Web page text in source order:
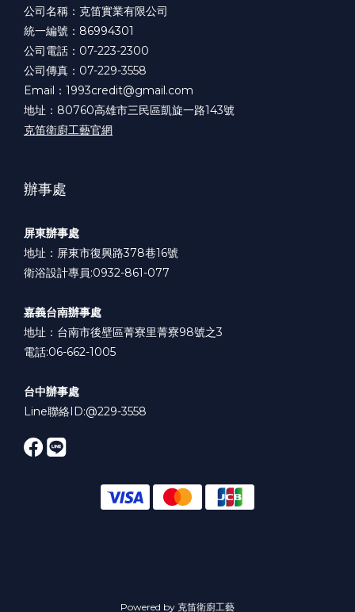
公司名稱：克笛實業有限公司
統一編號：86994301
公司電話：07-223-2300
公司傳真：07-229-3558
Email：1993credit@gmail.com
地址：80760高雄市三民區凱旋一路143號
克笛衛廚工藝官網
辦事處
屏東辦事處
地址：屏東市復興路378巷16號
衛浴設計專員:0932-861-077
嘉義台南辦事處
地址：台南市後壁區菁寮里菁寮98號之3
電話:06-662-1005
台中辦事處
Line聯絡ID:@229-3558
Powered by 克笛衛廚工藝